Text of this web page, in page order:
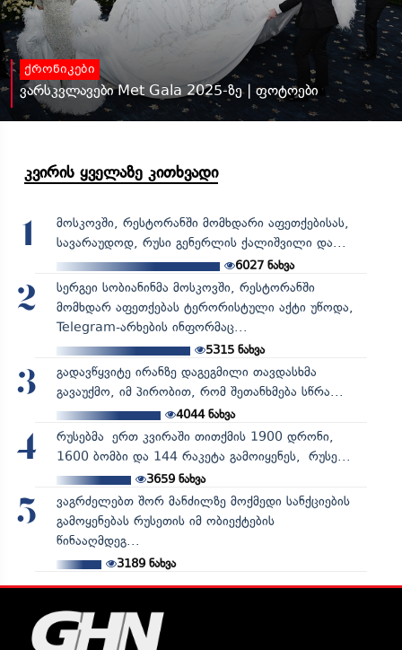
ქრონიკები
ვარსკვლავები Met Gala 2025-ზე | ფოტოები
კვირის ყველაზე კითხვადი
1
მოსკოვში, რესტორანში მომხდარი აფეთქებისას,
სავარაუდოდ, რუსი გენერლის ქალიშვილი და...
6027 ნახვა
2
სერგეი სობიანინმა მოსკოვში, რესტორანში
მომხდარ აფეთქებას ტერორისტული აქტი უწოდა,
Telegram-არხების ინფორმაც...
5315ნახვა
3
გადავწყვიტე ირანზე დაგეგმილი თავდასხმა
გავაუქმო, იმ პირობით, რომ შეთანხმება სწრა...
4044ნახვა
4
რუსებმა ერთ კვირაში თითქმის 1900 დრონი,
1600 ბომბი და 144 რაკეტა გამოიყენეს, რუსე...
3659ნახვა
5
ვაგრძელებთ შორ მანძილზე მოქმედი სანქციების
გამოყენებას რუსეთის იმ ობიექტების
წინააღმდეგ...
3189ნახვა